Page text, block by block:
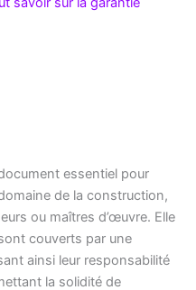
essentiel pour
de la construction,
ou maîtres d’œuvre. Elle
couverts par une
ainsi leur responsabilité
la solidité de